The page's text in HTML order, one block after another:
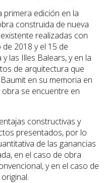
primera edición en la
construida de nueva
realizadas con
2018 y el 15 de
las Illes Balears, y en la
de arquitectura que
en su memoria en
obra se encuentre en
constructivas y
presentados, por lo
de las ganancias
en el caso de obra
y en el caso de